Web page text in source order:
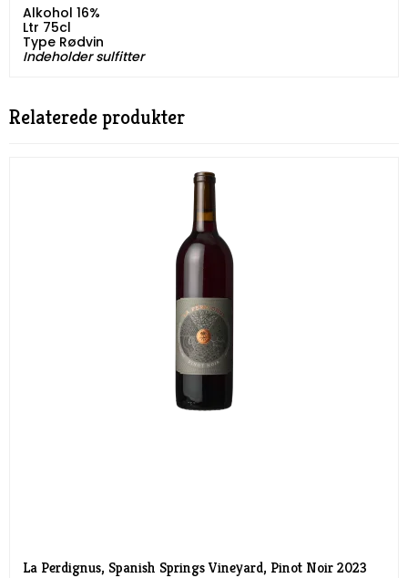
Alkohol 16%
Ltr 75cl
Type Rødvin
Indeholder sulfitter
Relaterede produkter
La Perdignus, Spanish Springs Vineyard, Pinot Noir 2023